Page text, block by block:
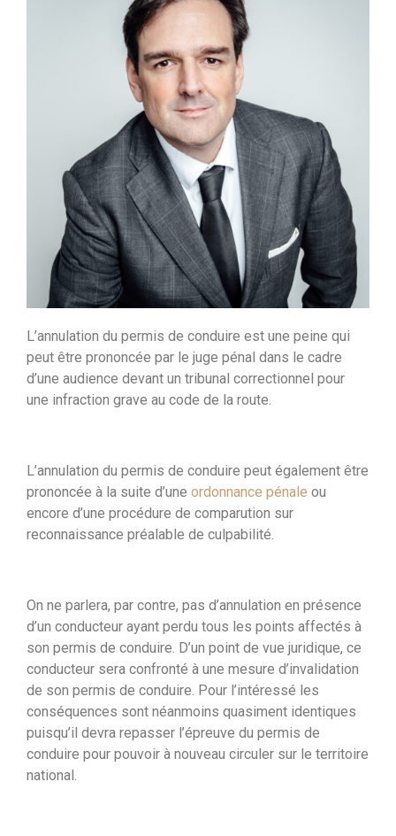
L’annulation du permis de conduire est une peine qui
peut être prononcée par le juge pénal dans le cadre
d’une audience devant un tribunal correctionnel pour
une infraction grave au code de la route.
L’annulation du permis de conduire peut également être
prononcée à la suite d’une ordonnance pénale ou
encore d’une procédure de comparution sur
reconnaissance préalable de culpabilité.
On ne parlera, par contre, pas d’annulation en présence
d’un conducteur ayant perdu tous les points affectés à
son permis de conduire. D’un point de vue juridique, ce
conducteur sera confronté à une mesure d’invalidation
de son permis de conduire. Pour l’intéressé les
conséquences sont néanmoins quasiment identiques
puisqu’il devra repasser l’épreuve du permis de
conduire pour pouvoir à nouveau circuler sur le territoire
national.